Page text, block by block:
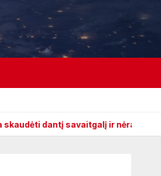
ir nėra aišku kur kreiptis